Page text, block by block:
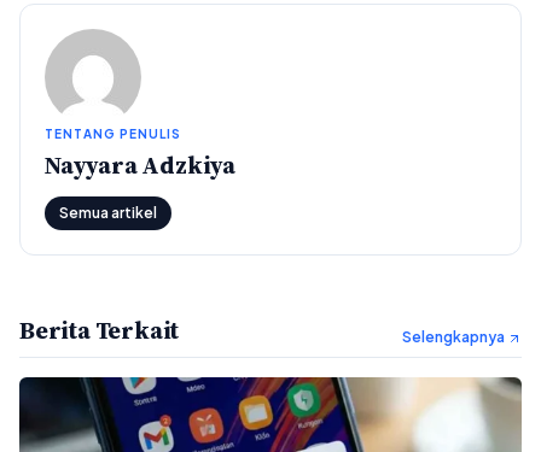
TENTANG PENULIS
Nayyara Adzkiya
Semua artikel
Berita Terkait Selengkapnya